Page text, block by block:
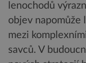
lenochodů
objev napomůže
mezi
savců. V